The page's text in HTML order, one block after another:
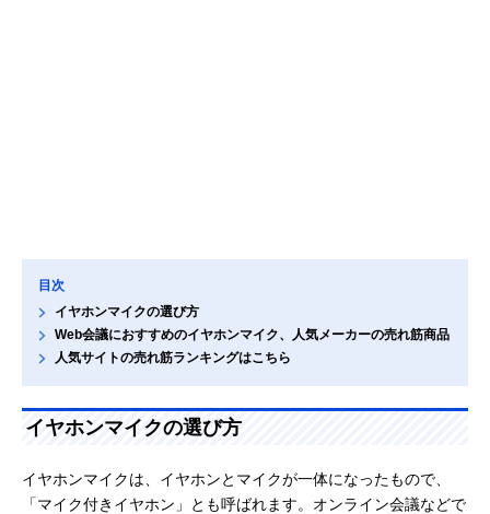
目次
イヤホンマイクの選び方
Web会議におすすめのイヤホンマイク、人気メーカーの売れ筋商品
人気サイトの売れ筋ランキングはこちら
イヤホンマイクの選び方
イヤホンマイクは、イヤホンとマイクが一体になったもので、
「マイク付きイヤホン」とも呼ばれます。オンライン会議などで